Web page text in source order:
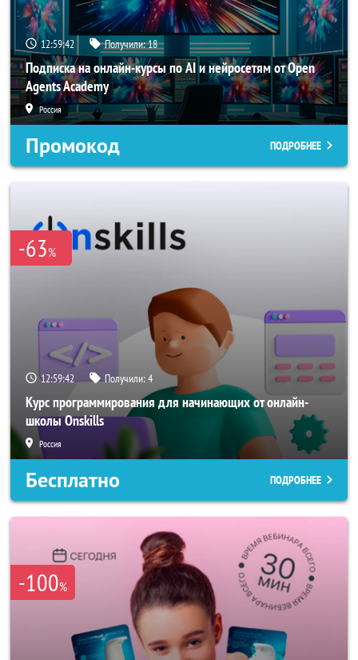
12:59:39 Получили:18
Подписка на онлайн-курсы по AI и нейросетям от Open
Agents Academy
Россия
Промокод ПОДРОБНЕЕ
-63%
12:59:39 Получили:4
Курс программирования для начинающих от онлайн-
школы Onskills
Россия
Бесплатно ПОДРОБНЕЕ
-100%